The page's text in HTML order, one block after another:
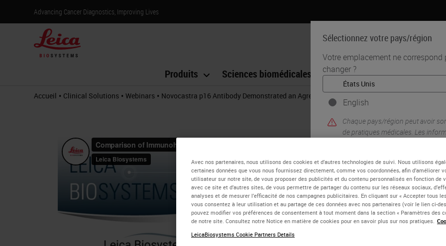
Advancing Cancer Diagnostics, Improving Lives
Sélectionnez votre pays/région
Votre emplacement ne
changer ?
English
Chaque pays/région peut avoir
de pratiques médicales. Les
notre site Web sont spécifiques
inclut (mais n'est pas limité à)
documentation, les prix et les
OUI
Produits Sciences biomédicales Formation Assistance
Accueil • Clinical Solutions • Webinars • Novocastra p16 Antibody Demonstrated an Agreement of 98% with the Roche p16 Antibody
Avec nos partenaires, nous utilisons des cookies et d’autres technologies de suivi. Nous utilisons
certaines données que vous nous fournissez directement, comme vos coordonnées, afin d’améliorer
utilisateur sur notre site, de vous proposer des publicités et du contenu personnalisés en fonction de
avec ce site et d’autres sites, de vous permettre de partager du contenu sur les réseaux sociaux,
analyses et de mesurer l’efficacité de nos campagnes publicitaires. En cliquant sur « Accepter tous
vous consentez à leur utilisation et au partage de ces données avec nos partenaires (voir le lien ci-
pouvez modifier vos préférences de consentement à tout moment dans la section « Paramètres des
de notre site. Consultez notre Notice en matière de cookies pour en savoir plus sur nos pratiques.
LeicaBiosystems Cookie Partners Details